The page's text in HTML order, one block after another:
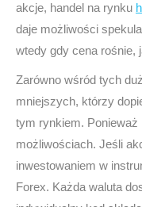
akcje, handel na rynku
daje możliwości
wtedy gdy cena rośnie,
Zarówno wśród tych
mniejszych, którzy
tym rynkiem.
możliwościach. Jeśli
inwestowaniem w
Forex. Każda waluta